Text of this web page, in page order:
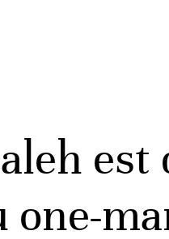
est
one-